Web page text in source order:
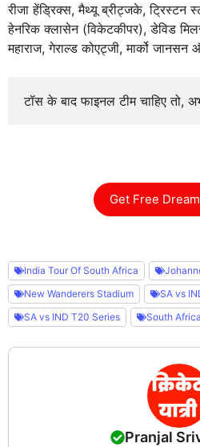
रीजा हेंड्रिक्स, मैथ्यू ब्रीट्जके, ट्रिस्टन
हेनरिक क्लासेन (विकेटकीपर), डेविड
महाराज, गेराल्ड कोएट्जी, मार्को
टॉस के बाद फाइनल टीम चाहिए
Get Free
India Tour Of South Africa
New Wanderers Stadium
SA vs
SA vs IND T20 Series
South Africa
Pranjal